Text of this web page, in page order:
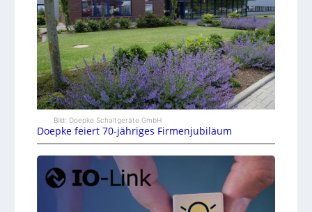
Bild: Doepke Schaltgeräte GmbH
Doepke feiert 70-jähriges Firmenjubiläum